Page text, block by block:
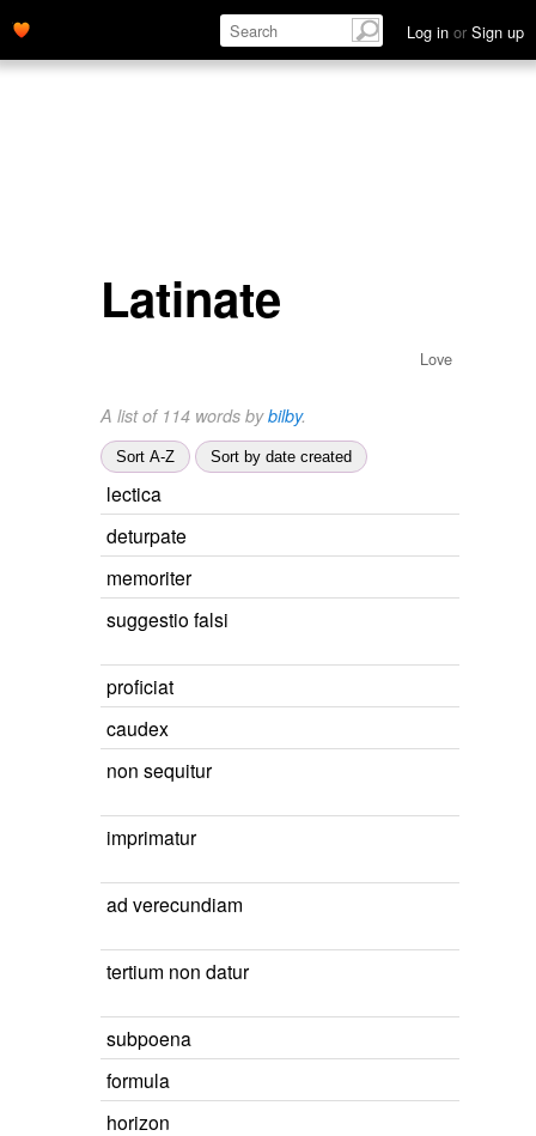
Log in or Sign up
Latinate
Love
A list of 114 words bybilby.
Sort A-Z Sort by date created
lectica
deturpate
memoriter
suggestio falsi
proficiat
caudex
non sequitur
imprimatur
ad verecundiam
tertium non datur
subpoena
formula
horizon